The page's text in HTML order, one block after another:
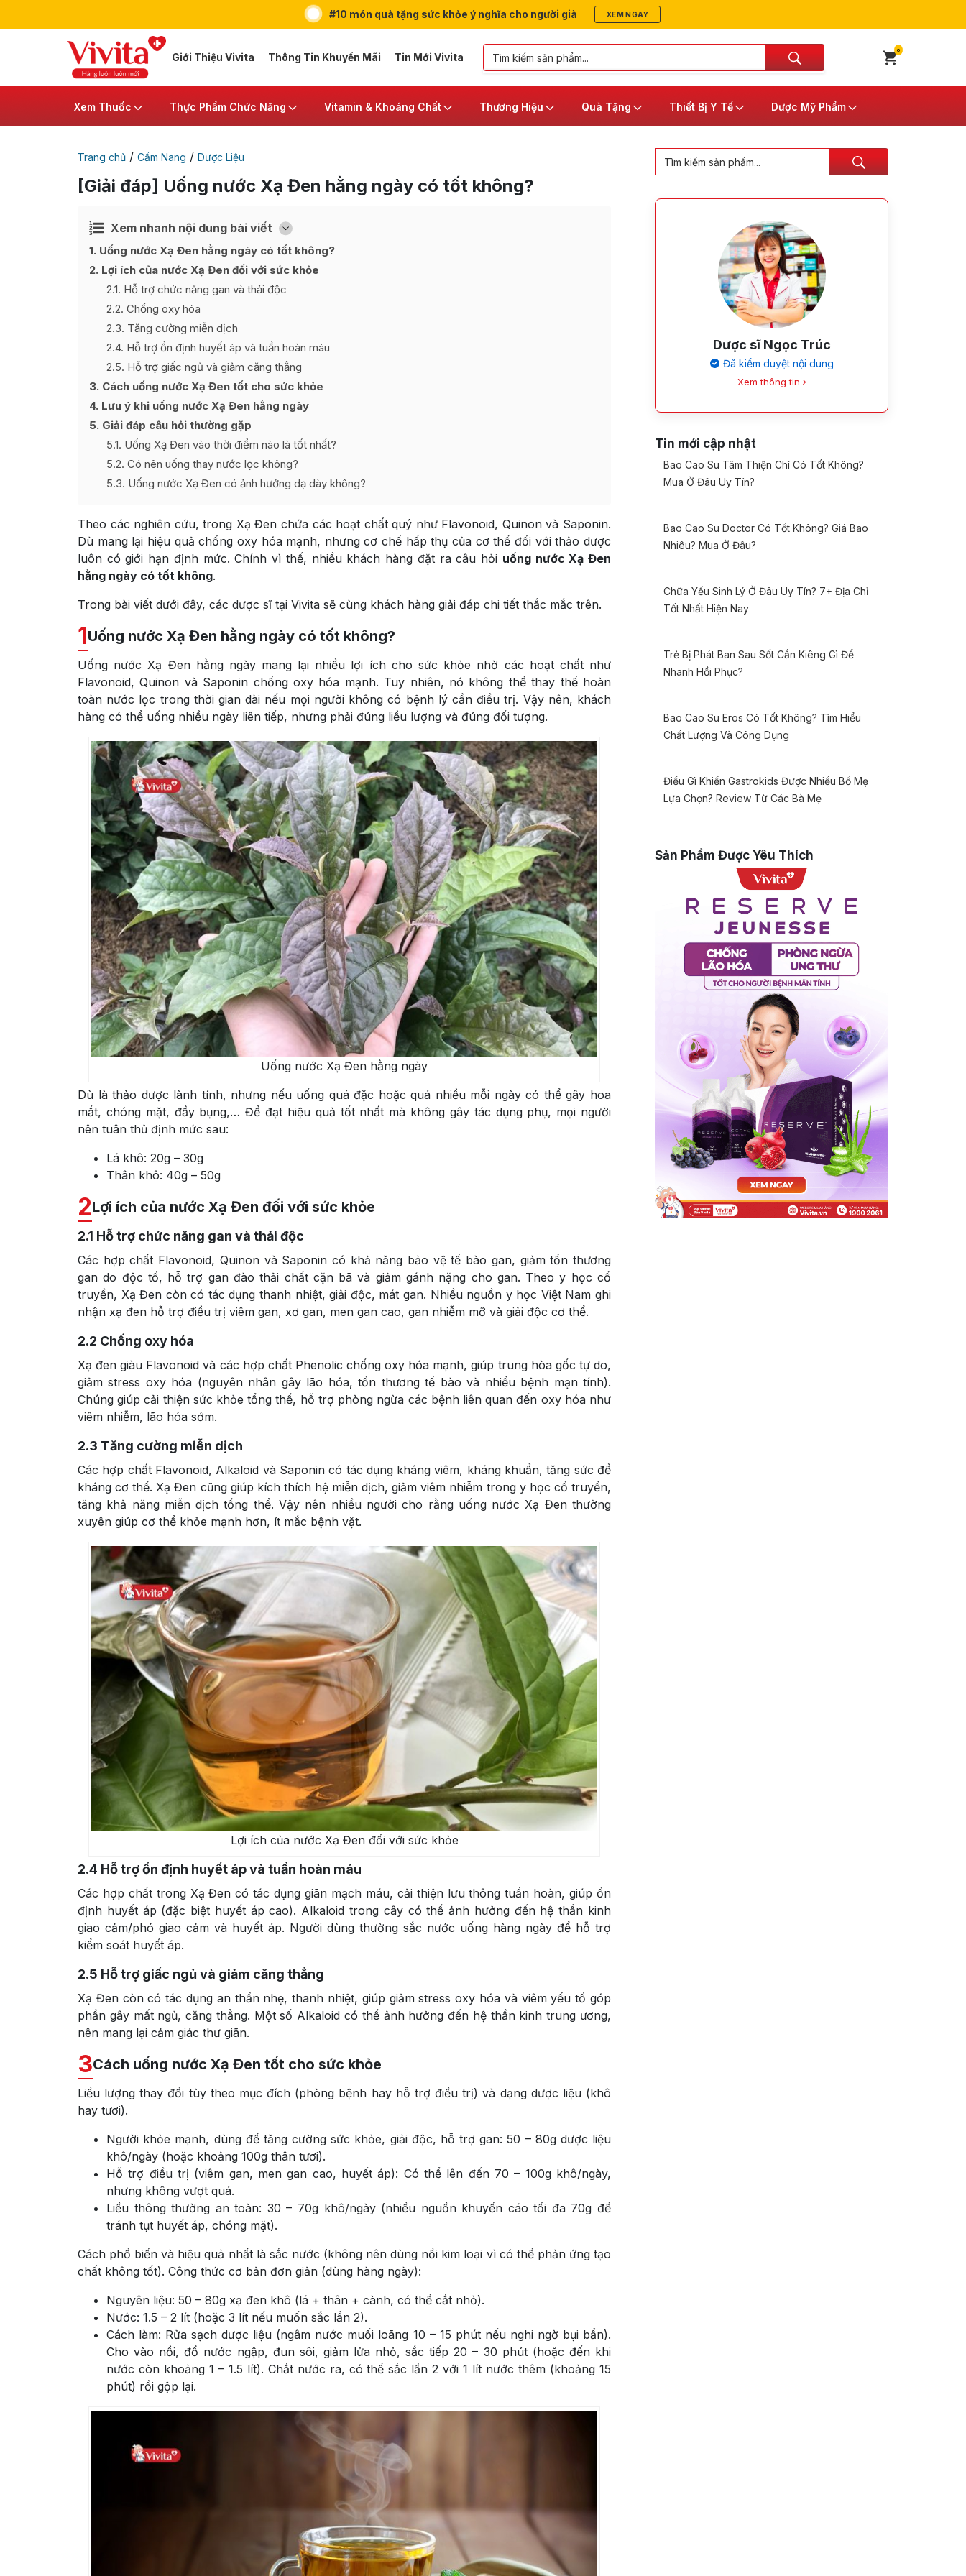
#10 món quà tặng sức khỏe ý nghĩa cho người già XEM NGAY
Giới Thiệu Vivita Thông Tin Khuyến Mãi Tin Mới Vivita
0
Xem Thuốc Thực Phẩm Chức Năng Vitamin & Khoáng Chất Thương Hiệu Quà Tặng Thiết Bị Y Tế Dược Mỹ Phẩm
Trang chủ / Cẩm Nang / Dược Liệu
[Giải đáp] Uống nước Xạ Đen hằng ngày có tốt không?
Xem nhanh nội dung bài viết [
Ẩn
1 Uống nước Xạ Đen hằng ngày có tốt không?
2 Lợi ích của nước Xạ Đen đối với sức khỏe
2.1 Hỗ trợ chức năng gan và thải độc
2.2 Chống oxy hóa
2.3 Tăng cường miễn dịch
2.4 Hỗ trợ ổn định huyết áp và tuần hoàn máu
2.5 Hỗ trợ giấc ngủ và giảm căng thẳng
3 Cách uống nước Xạ Đen tốt cho sức khỏe
4 Lưu ý khi uống nước Xạ Đen hằng ngày
5 Giải đáp câu hỏi thường gặp
5.1 Uống Xạ Đen vào thời điểm nào là tốt nhất?
5.2 Có nên uống thay nước lọc không?
5.3 Uống nước Xạ Đen có ảnh hưởng dạ dày không?
Theo các nghiên cứu, trong Xạ Đen chứa các hoạt chất quý như Flavonoid, Quinon và Saponin.
Dù mang lại hiệu quả chống oxy hóa mạnh, nhưng cơ chế hấp thụ của cơ thể đối với thảo dược
luôn có giới hạn định mức. Chính vì thế, nhiều khách hàng đặt ra câu hỏi uống nước Xạ Đen
hằng ngày có tốt không.
Trong bài viết dưới đây, các dược sĩ tại Vivita sẽ cùng khách hàng giải đáp chi tiết thắc mắc trên.
1Uống nước Xạ Đen hằng ngày có tốt không?
Uống nước Xạ Đen hằng ngày mang lại nhiều lợi ích cho sức khỏe nhờ các hoạt chất như
Flavonoid, Quinon và Saponin chống oxy hóa mạnh. Tuy nhiên, nó không thể thay thế hoàn
toàn nước lọc trong thời gian dài nếu mọi người không có bệnh lý cần điều trị. Vậy nên, khách
hàng có thể uống nhiều ngày liên tiếp, nhưng phải đúng liều lượng và đúng đối tượng.
Uống nước Xạ Đen hằng ngày
Dù là thảo dược lành tính, nhưng nếu uống quá đặc hoặc quá nhiều mỗi ngày có thể gây hoa
mắt, chóng mặt, đầy bụng,… Để đạt hiệu quả tốt nhất mà không gây tác dụng phụ, mọi người
nên tuân thủ định mức sau:
Lá khô: 20g – 30g
Thân khô: 40g – 50g
2Lợi ích của nước Xạ Đen đối với sức khỏe
2.1 Hỗ trợ chức năng gan và thải độc
Các hợp chất Flavonoid, Quinon và Saponin có khả năng bảo vệ tế bào gan, giảm tổn thương
gan do độc tố, hỗ trợ gan đào thải chất cặn bã và giảm gánh nặng cho gan. Theo y học cổ
truyền, Xạ Đen còn có tác dụng thanh nhiệt, giải độc, mát gan. Nhiều nguồn y học Việt Nam ghi
nhận xạ đen hỗ trợ điều trị viêm gan, xơ gan, men gan cao, gan nhiễm mỡ và giải độc cơ thể.
2.2 Chống oxy hóa
Xạ đen giàu Flavonoid và các hợp chất Phenolic chống oxy hóa mạnh, giúp trung hòa gốc tự do,
giảm stress oxy hóa (nguyên nhân gây lão hóa, tổn thương tế bào và nhiều bệnh mạn tính).
Chúng giúp cải thiện sức khỏe tổng thể, hỗ trợ phòng ngừa các bệnh liên quan đến oxy hóa như
viêm nhiễm, lão hóa sớm.
2.3 Tăng cường miễn dịch
Các hợp chất Flavonoid, Alkaloid và Saponin có tác dụng kháng viêm, kháng khuẩn, tăng sức đề
kháng cơ thể. Xạ Đen cũng giúp kích thích hệ miễn dịch, giảm viêm nhiễm trong y học cổ truyền,
tăng khả năng miễn dịch tổng thể. Vậy nên nhiều người cho rằng uống nước Xạ Đen thường
xuyên giúp cơ thể khỏe mạnh hơn, ít mắc bệnh vặt.
Lợi ích của nước Xạ Đen đối với sức khỏe
2.4 Hỗ trợ ổn định huyết áp và tuần hoàn máu
Các hợp chất trong Xạ Đen có tác dụng giãn mạch máu, cải thiện lưu thông tuần hoàn, giúp ổn
định huyết áp (đặc biệt huyết áp cao). Alkaloid trong cây có thể ảnh hưởng đến hệ thần kinh
giao cảm/phó giao cảm và huyết áp. Người dùng thường sắc nước uống hàng ngày để hỗ trợ
kiểm soát huyết áp.
2.5 Hỗ trợ giấc ngủ và giảm căng thẳng
Xạ Đen còn có tác dụng an thần nhẹ, thanh nhiệt, giúp giảm stress oxy hóa và viêm yếu tố góp
phần gây mất ngủ, căng thẳng. Một số Alkaloid có thể ảnh hưởng đến hệ thần kinh trung ương,
nên mang lại cảm giác thư giãn.
3Cách uống nước Xạ Đen tốt cho sức khỏe
Liều lượng thay đổi tùy theo mục đích (phòng bệnh hay hỗ trợ điều trị) và dạng dược liệu (khô
hay tươi).
Người khỏe mạnh, dùng để tăng cường sức khỏe, giải độc, hỗ trợ gan: 50 – 80g dược liệu
khô/ngày (hoặc khoảng 100g thân tươi).
Hỗ trợ điều trị (viêm gan, men gan cao, huyết áp): Có thể lên đến 70 – 100g khô/ngày,
nhưng không vượt quá.
Liều thông thường an toàn: 30 – 70g khô/ngày (nhiều nguồn khuyến cáo tối đa 70g để
tránh tụt huyết áp, chóng mặt).
Cách phổ biến và hiệu quả nhất là sắc nước (không nên dùng nồi kim loại vì có thể phản ứng tạo
chất không tốt). Công thức cơ bản đơn giản (dùng hàng ngày):
Nguyên liệu: 50 – 80g xạ đen khô (lá + thân + cành, có thể cắt nhỏ).
Nước: 1.5 – 2 lít (hoặc 3 lít nếu muốn sắc lần 2).
Cách làm: Rửa sạch dược liệu (ngâm nước muối loãng 10 – 15 phút nếu nghi ngờ bụi bẩn).
Cho vào nồi, đổ nước ngập, đun sôi, giảm lửa nhỏ, sắc tiếp 20 – 30 phút (hoặc đến khi
nước còn khoảng 1 – 1.5 lít). Chắt nước ra, có thể sắc lần 2 với 1 lít nước thêm (khoảng 15
phút) rồi gộp lại.
Dược sĩ Ngọc Trúc
Đã kiểm duyệt nội dung
Xem thông tin
Tin mới cập nhật
Bao Cao Su Tâm Thiện Chí Có Tốt Không?
Mua Ở Đâu Uy Tín?
Bao Cao Su Doctor Có Tốt Không? Giá Bao
Nhiêu? Mua Ở Đâu?
Chữa Yếu Sinh Lý Ở Đâu Uy Tín? 7+ Địa Chỉ
Tốt Nhất Hiện Nay
Trẻ Bị Phát Ban Sau Sốt Cần Kiêng Gì Để
Nhanh Hồi Phục?
Bao Cao Su Eros Có Tốt Không? Tìm Hiểu
Chất Lượng Và Công Dụng
Điều Gì Khiến Gastrokids Được Nhiều Bố Mẹ
Lựa Chọn? Review Từ Các Bà Mẹ
Sản Phẩm Được Yêu Thích